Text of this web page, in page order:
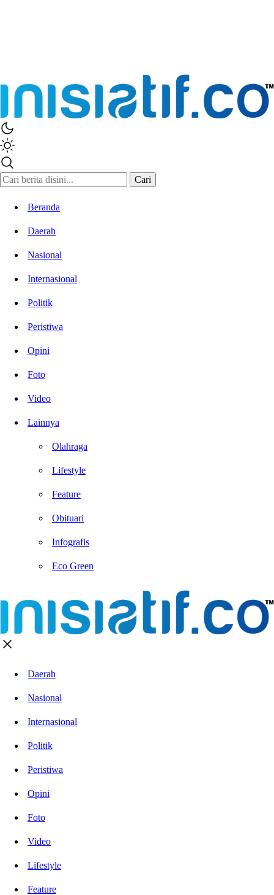
Cari
Beranda
Daerah
Nasional
Internasional
Politik
Peristiwa
Opini
Foto
Video
Lainnya
Olahraga
Lifestyle
Feature
Obituari
Infografis
Eco Green
Daerah
Nasional
Internasional
Politik
Peristiwa
Opini
Foto
Video
Lifestyle
Feature